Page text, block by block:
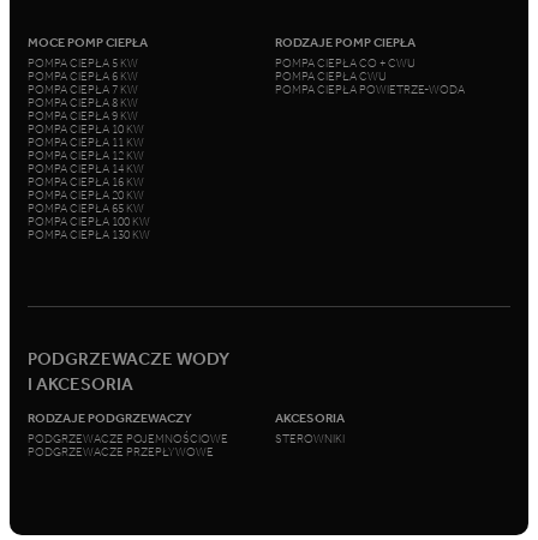
MOCE POMP CIEPŁA
POMPA CIEPŁA 5 KW
POMPA CIEPŁA 6 KW
POMPA CIEPŁA 7 KW
POMPA CIEPŁA 8 KW
POMPA CIEPŁA 9 KW
POMPA CIEPŁA 10 KW
POMPA CIEPŁA 11 KW
POMPA CIEPŁA 12 KW
POMPA CIEPŁA 14 KW
POMPA CIEPŁA 16 KW
POMPA CIEPŁA 20 KW
POMPA CIEPŁA 65 KW
POMPA CIEPŁA 100 KW
POMPA CIEPŁA 130 KW
RODZAJE POMP CIEPŁA
POMPA CIEPŁA CO + CWU
POMPA CIEPŁA CWU
POMPA CIEPŁA POWIETRZE-WODA
PODGRZEWACZE WODY
I AKCESORIA
RODZAJE PODGRZEWACZY
PODGRZEWACZE POJEMNOŚCIOWE
PODGRZEWACZE PRZEPŁYWOWE
AKCESORIA
STEROWNIKI